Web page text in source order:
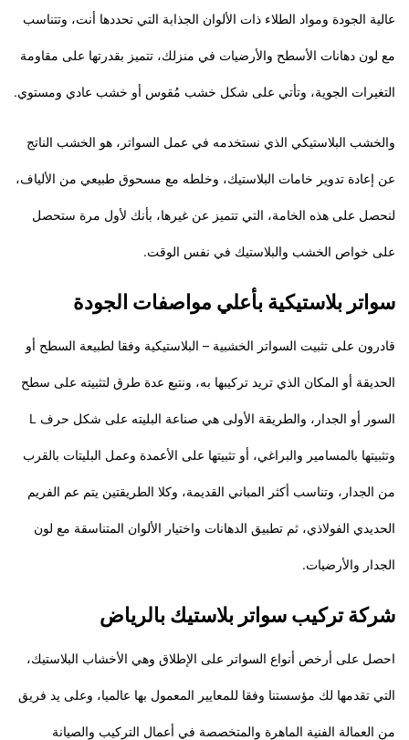
عالية الجودة ومواد الطلاء ذات الألوان الجذابة التي تحددها أنت، وتتناسب
مع لون دهانات الأسطح والأرضيات في منزلك، تتميز بقدرتها على مقاومة
التغيرات الجوية، وتأتي على شكل خشب مُقوس أو خشب عادي ومستوي.
والخشب البلاستيكي الذي نستخدمه في عمل السواتر، هو الخشب الناتج
عن إعادة تدوير خامات البلاستيك، وخلطه مع مسحوق طبيعي من الألياف،
لنحصل على هذه الخامة، التي تتميز عن غيرها، بأنك لأول مرة ستحصل
على خواص الخشب والبلاستيك في نفس الوقت.
سواتر بلاستيكية بأعلي مواصفات الجودة
قادرون على تثبيت السواتر الخشبية – البلاستيكية وفقا لطبيعة السطح أو
الحديقة أو المكان الذي تريد تركيبها به، ونتبع عدة طرق لتثبيته على سطح
السور أو الجدار، والطريقة الأولى هي صناعة البليته على شكل حرف L
وتثبيتها بالمسامير والبراغي، أو تثبيتها على الأعمدة وعمل البليتات بالقرب
من الجدار، وتناسب أكثر المباني القديمة، وكلا الطريقتين يتم عم الفريم
الحديدي الفولاذي، ثم تطبيق الدهانات واختيار الألوان المتناسقة مع لون
الجدار والأرضيات.
شركة تركيب سواتر بلاستيك بالرياض
احصل على أرخص أنواع السواتر على الإطلاق وهي الأخشاب البلاستيك،
التي تقدمها لك مؤسستنا وفقا للمعايير المعمول بها عالميا، وعلى يد فريق
من العمالة الفنية الماهرة والمتخصصة في أعمال التركيب والصيانة